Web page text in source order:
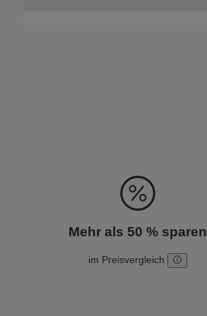
Mehr als 50 % sparen
im Preisvergleich